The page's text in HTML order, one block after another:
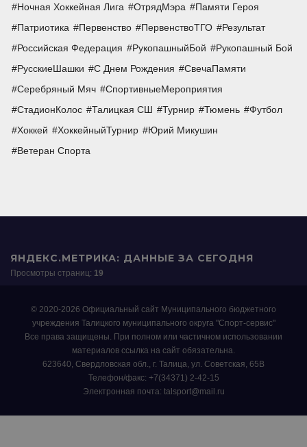
Ночная Хоккейная Лига
ОтрядМэра
Памяти Героя
Патриотика
Первенство ПервенствоТГО
Результат
Российская Федерация
РукопашныйБой
Рукопашный Бой
РусскиеШашки
С Днем Рождения
СвечаПамяти
Серебряный Мяч
СпортивныеМероприятия
СтадионКолос
Талицкая СШ Турнир Тюмень
Футбол
Хоккей
ХоккейныйТурнир
Юрий Микушин
Ветеран Спорта
ЯНДЕКС.МЕТРИКА: ДАННЫЕ ЗА СЕГОДНЯ
Просмотры страниц: 19
© 2020-2026 Официальный сайт Муниципального бюджетного
учреждения Талицкого муниципального округа "Спорт-сервис"
Все права защищены. При полном или частичном использовании
материалов ссылка на сайт обязательна.
623640, Свердловская обл., г. Талица, ул. Советская, 65В
Телефон/факс: +7(34371) 2-42-15
Электронная почта: talsport@mail.ru